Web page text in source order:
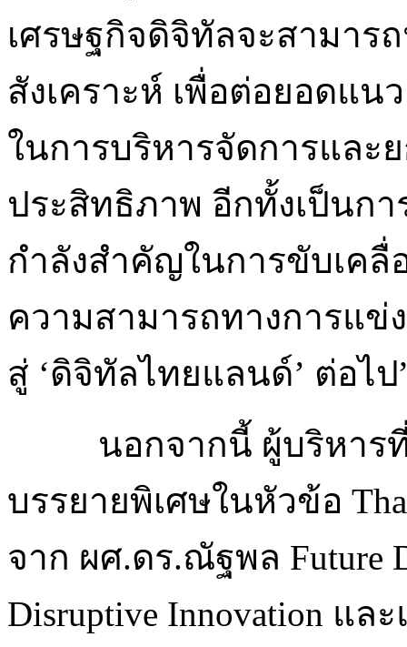
เศรษฐกิจดิจิทัลจะสามาร
สังเคราะห์ เพื่อต่อยอดแ
ในการบริหารจัดการและ
ประสิทธิภาพ อีกทั้งเป็นกา
กำลังสำคัญในการขับเคลื่
ความสามารถทางการแข่
สู่ ‘ดิจิทัลไทยแลนด์’ ต่อไ
นอกจากนี้ ผู้บริหาร
บรรยายพิเศษในหัวข้อ
จาก ผศ.ดร.ณัฐพล Future
Disruptive Innovation แ